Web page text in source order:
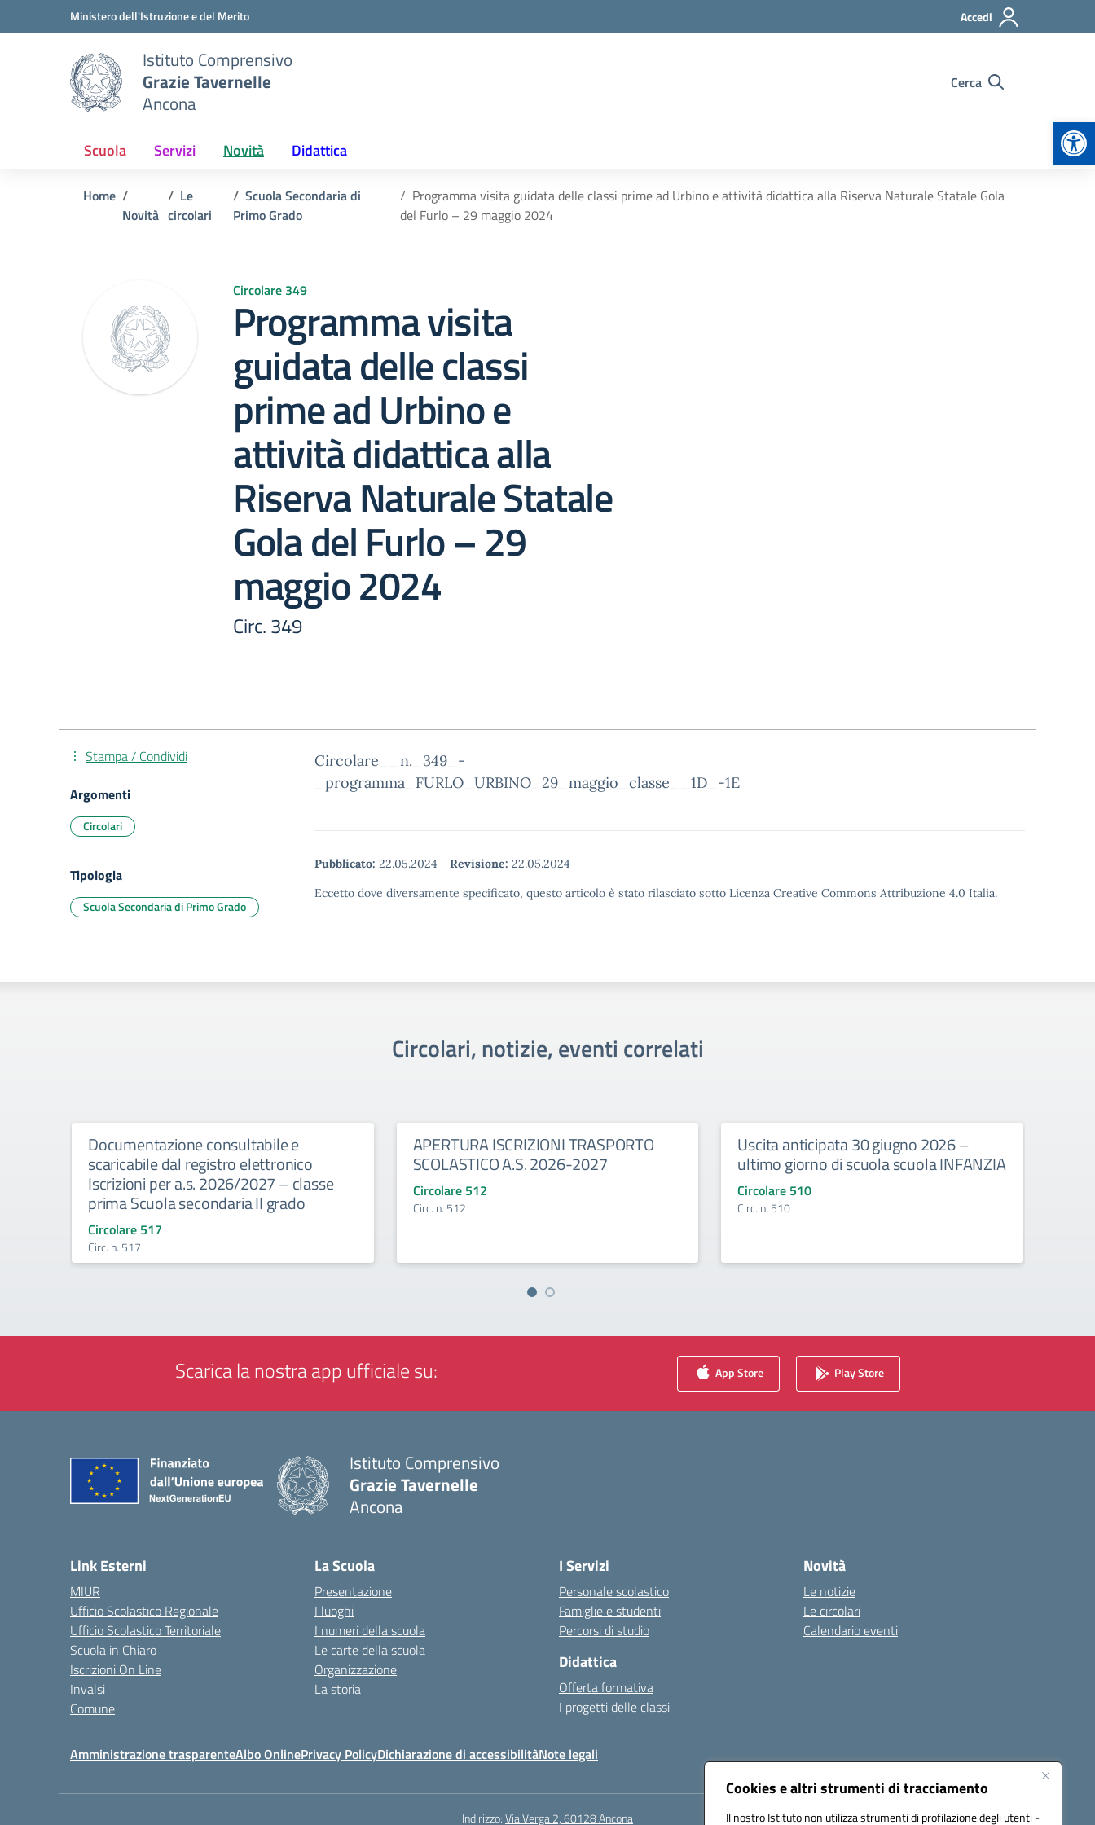
Cookies e altri strumenti di tracciamento
Il nostro Istituto non utilizza strumenti di profilazione degli utenti -
Vai ai contenuti
Vai al menu di navigazioneMinistero dell'Istruzione e del Merito Accedi
Istituto Comprensivo
Grazie Tavernelle
Ancona
Cerca
Scuola Servizi Novità Didattica
Home
Novità
Le
circolari
Scuola Secondaria di
Primo Grado
Programma visita guidata delle classi prime ad Urbino e attività didattica alla Riserva Naturale Statale Gola
del Furlo – 29 maggio 2024
Circolare 349
Programma visita
guidata delle classi
prime ad Urbino e
attività didattica alla
Riserva Naturale Statale
Gola del Furlo – 29
maggio 2024
Circ. 349
Circolare__n._349_-
_programma_FURLO_URBINO_29_maggio_classe__1D_-1E
Pubblicato: 22.05.2024 - Revisione: 22.05.2024
Eccetto dove diversamente specificato, questo articolo è stato rilasciato sotto Licenza Creative Commons Attribuzione 4.0 Italia.
Stampa / Condividi
Argomenti
Circolari
Tipologia
Scuola Secondaria di Primo Grado
Circolari, notizie, eventi correlati
Documentazione consultabile e
scaricabile dal registro elettronico
Iscrizioni per a.s. 2026/2027 – classe
prima Scuola secondaria II grado
Circolare 517
Circ. n. 517
APERTURA ISCRIZIONI TRASPORTO
SCOLASTICO A.S. 2026-2027
Circolare 512
Circ. n. 512
Uscita anticipata 30 giugno 2026 –
ultimo giorno di scuola scuola INFANZIA
Circolare 510
Circ. n. 510
Scarica la nostra app ufficiale su: App Store Play Store
Istituto Comprensivo
Grazie Tavernelle
Ancona
Link Esterni
MIUR
Ufficio Scolastico Regionale
Ufficio Scolastico Territoriale
Scuola in Chiaro
Iscrizioni On Line
Invalsi
Comune
La Scuola
Presentazione
I luoghi
I numeri della scuola
Le carte della scuola
Organizzazione
La storia
I Servizi
Personale scolastico
Famiglie e studenti
Percorsi di studio
Didattica
Offerta formativa
I progetti delle classi
Novità
Le notizie
Le circolari
Calendario eventi
Amministrazione trasparenteAlbo OnlinePrivacy PolicyDichiarazione di accessibilitàNote legali
Indirizzo:Via Verga 2, 60128 Ancona